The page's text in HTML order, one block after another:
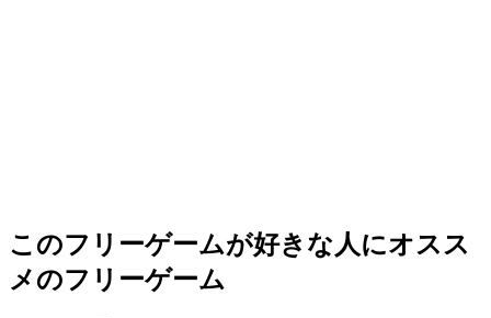
このフリーゲームが好きな人にオスス
メのフリーゲーム